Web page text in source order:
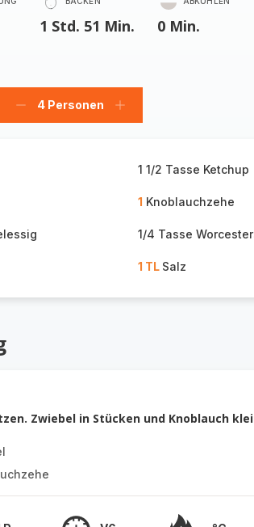
1 Std. 51 Min. 0 Min.
Personen
4 Personen
Personen
1 1/2 Tasse Ketchup
1 Knoblauchzehe
1/4 Tasse
1 TL Salz
Zwiebel in Stücken und Knoblauch